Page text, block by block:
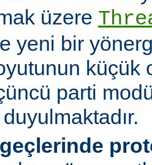
üzere
yeni bir
parti